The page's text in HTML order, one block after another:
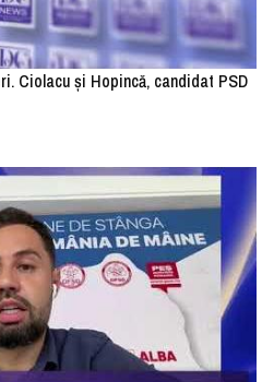
Ciolacu și Hopincă, candidat PSD